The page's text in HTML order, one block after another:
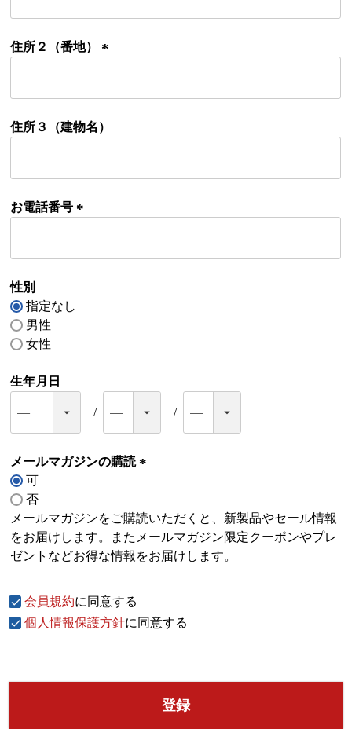
住所２（番地）
)
住所３（建物名）
お電話番号
性別
指定なし
男性
女性
生年月日
メールマガジンの購読
須
)
可
否
メールマガジンをご購読いただくと、新製品やセール情報
をお届けします。またメールマガジン限定クーポンやプレ
ゼントなどお得な情報をお届けします。
会員規約に同意する
個人情報保護方針に同意する
登録